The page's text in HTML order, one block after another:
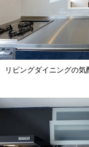
リビングダイニングの気